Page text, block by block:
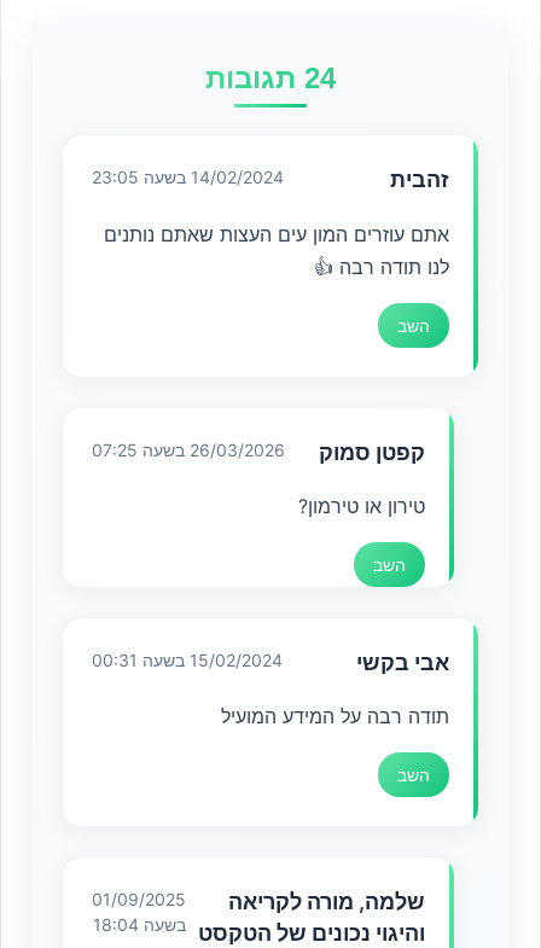
24 תגובות
זהבית 14/02/2024 בשעה 23:05
אתם עוזרים המון עים העצות שאתם נותנים
לנו תודה רבה 👍
השב
קפטן סמוק 26/03/2026 בשעה 07:25
טירון או טירמון?
השב
אבי בקשי 15/02/2024 בשעה 00:31
תודה רבה על המידע המועיל
השב
שלמה, מורה לקריאה
והיגוי נכונים של הטקסט
01/09/2025
בשעה 18:04